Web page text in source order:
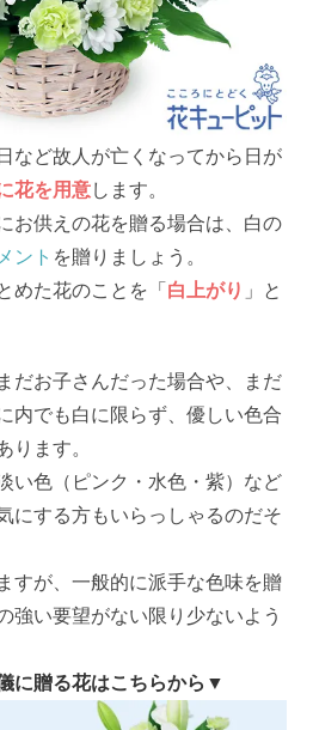
など故人が亡くなってから日が
花を用意します。
お供えの花を贈る場合は、白の
ント を贈りましょう。
めた花のことを「 白上がり 」と
だお子さんだった場合や、まだ
内でも白に限らず、優しい色合
ります。
い色（ピンク・水色・紫）など
にする方もいらっしゃるのだそ
すが、一般的に派手な色味を贈
強い要望がない限り少ないよう
に贈る花はこちらから▼